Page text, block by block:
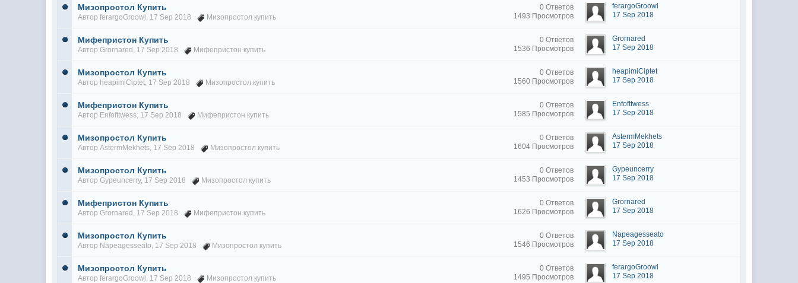
Мизопростол Купить
АвторferargoGroowl , 17 Sep 2018 Мизопростол купить
0 Ответов
1493 Просмотров
ferargoGroowl
17 Sep 2018
Мифепристон Купить
АвторGrornared , 17 Sep 2018 Мифепристон купить
0 Ответов
1536 Просмотров
Grornared
17 Sep 2018
Мизопростол Купить
Автор heapimiCiptet, 17 Sep 2018 Мизопростол купить
0 Ответов
1560 Просмотров
heapimiCiptet
17 Sep 2018
Мифепристон Купить
Автор Enfofttwess, 17 Sep 2018 Мифепристон купить
0 Ответов
1585 Просмотров
Enfofttwess
17 Sep 2018
Мизопростол Купить
АвторAstermMekhets, 17 Sep 2018 Мизопростол купить
0 Ответов
1604 Просмотров
AstermMekhets
17 Sep 2018
Мизопростол Купить
АвторGypeuncerry, 17 Sep 2018 Мизопростол купить
0 Ответов
1453 Просмотров
Gypeuncerry
17 Sep 2018
Мифепристон Купить
АвторGrornared , 17 Sep 2018 Мифепристон купить
0 Ответов
1626 Просмотров
Grornared
17 Sep 2018
Мизопростол Купить
Автор Napeagesseato, 17 Sep 2018 Мизопростол купить
0 Ответов
1546 Просмотров
Napeagesseato
17 Sep 2018
Мизопростол Купить
АвторferargoGroowl , 17 Sep 2018 Мизопростол купить
0 Ответов
1495 Просмотров
ferargoGroowl
17 Sep 2018